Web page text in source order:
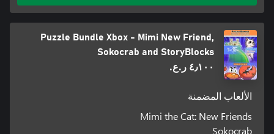
Puzzle Bundle Xbox - Mimi New Friend,
Sokocrab and StoryBlocks
٤٫١٠٠ ر.ع.‏
الألعاب المضمنة
Mimi the Cat: New Friends
Sokocrab